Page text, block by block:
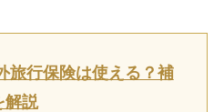
旅行保険は使える？補
解説